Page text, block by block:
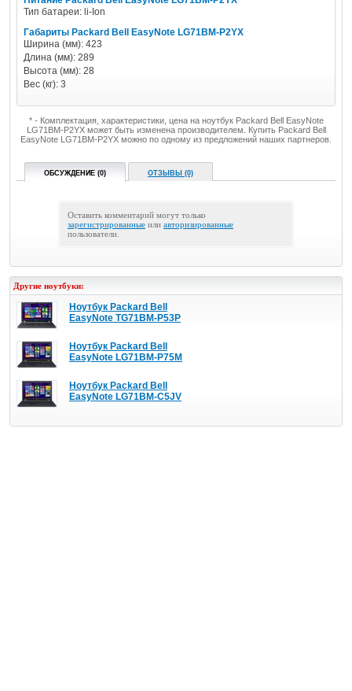
Тип батареи: li-Ion
Габариты Packard Bell EasyNote LG71BM-P2YX
Ширина (мм): 423
Длина (мм): 289
Высота (мм): 28
Вес (кг): 3
* - Комплектация, характеристики, цена на ноутбук Packard Bell EasyNote
LG71BM-P2YX может быть изменена производителем. Купить Packard Bell
EasyNote LG71BM-P2YX можно по одному из предложений наших партнеров.
ОБСУЖДЕНИЕ (0) ОТЗЫВЫ (0)
Оставить комментарий могут только
зарегистрированные или авторизированные
пользователи.
Другие ноутбуки:
Ноутбук Packard Bell
EasyNote TG71BM-P53P
Ноутбук Packard Bell
EasyNote LG71BM-P75M
Ноутбук Packard Bell
EasyNote LG71BM-C5JV